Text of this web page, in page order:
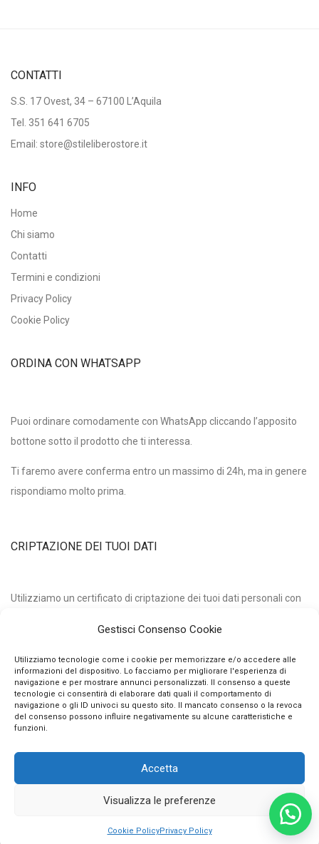
Gestisci Consenso Cookie
Utilizziamo tecnologie come i cookie per memorizzare e/o accedere alle
informazioni del dispositivo. Lo facciamo per migliorare l'esperienza di
navigazione e per mostrare annunci personalizzati. Il consenso a queste
tecnologie ci consentirà di elaborare dati quali il comportamento di
navigazione o gli ID univoci su questo sito. Il mancato consenso o la revoca
del consenso possono influire negativamente su alcune caratteristiche e
funzioni.
Accetta
Visualizza le preferenze
Cookie PolicyPrivacy Policy
CONTATTI
S.S. 17 Ovest, 34 – 67100 L’Aquila
Tel. 351 641 6705
Email: store@stileliberostore.it
INFO
Home
Chi siamo
Contatti
Termini e condizioni
Privacy Policy
Cookie Policy
ORDINA CON WHATSAPP
Puoi ordinare comodamente con WhatsApp cliccando l’apposito
bottone sotto il prodotto che ti interessa.
Ti faremo avere conferma entro un massimo di 24h, ma in genere
rispondiamo molto prima.
CRIPTAZIONE DEI TUOI DATI
Utilizziamo un certificato di criptazione dei tuoi dati personali con
dati qui, qualunque essi siano.
© 2026 Stilelibero VE.GIU. sne di V. Panzera e G. Faltapposta - P.IVA